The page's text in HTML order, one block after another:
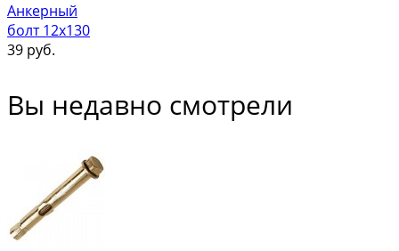
Анкерный
болт 12х130
39 руб.
Вы недавно смотрели